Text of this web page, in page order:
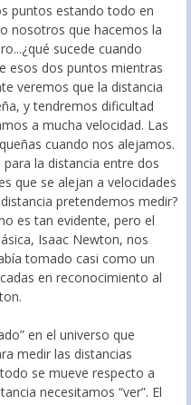
puntos estando todo en
nosotros que hacemos la
sucede cuando
esos dos puntos mientras
veremos que la distancia
y tendremos dificultad
a mucha velocidad. Las
cuando nos alejamos.
la distancia entre dos
que se alejan a velocidades
pretendemos medir?
es tan evidente, pero el
Isaac Newton, nos
tomado casi como un
en reconocimiento al
en el universo que
medir las distancias
se mueve respecto a
necesitamos “ver”. El